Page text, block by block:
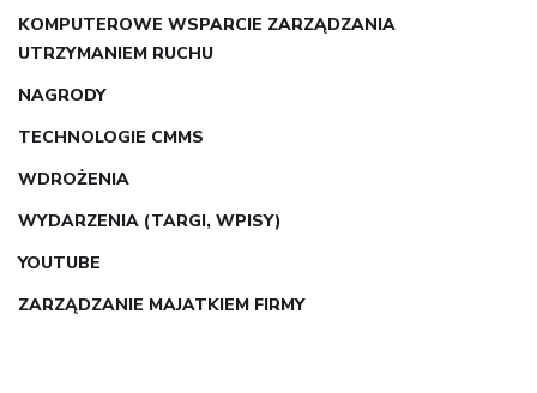
KOMPUTEROWE WSPARCIE ZARZĄDZANIA
UTRZYMANIEM RUCHU
NAGRODY
TECHNOLOGIE CMMS
WDROŻENIA
WYDARZENIA (TARGI, WPISY)
YOUTUBE
ZARZĄDZANIE MAJATKIEM FIRMY